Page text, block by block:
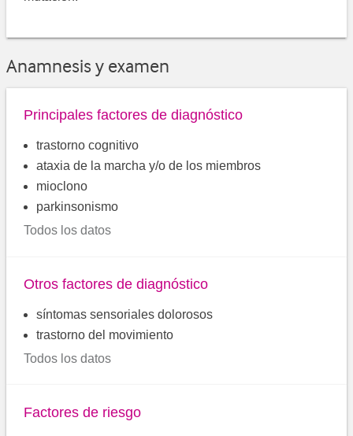
Anamnesis y examen
Principales factores de diagnóstico
trastorno cognitivo
ataxia de la marcha y/o de los miembros
mioclono
parkinsonismo
Todos los datos
Otros factores de diagnóstico
síntomas sensoriales dolorosos
trastorno del movimiento
Todos los datos
Factores de riesgo